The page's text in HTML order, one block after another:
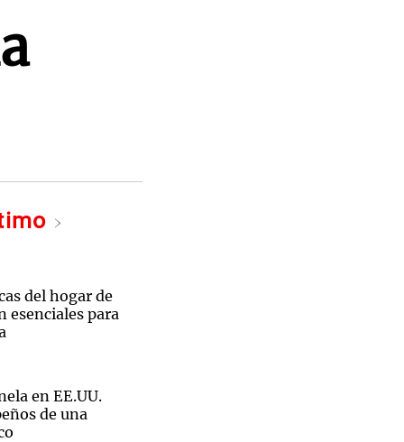
del hogar de
esenciales para
en EE.UU.
de una